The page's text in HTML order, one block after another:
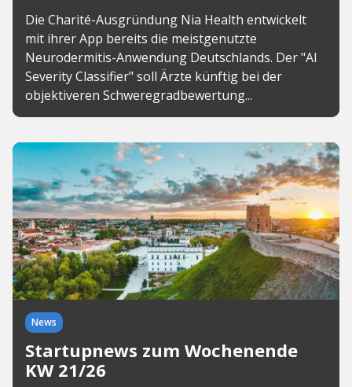
Die Charité-Ausgründung Nia Health entwickelt
mit ihrer App bereits die meistgenutzte
Neurodermitis-Anwendung Deutschlands. Der "AI
Severity Classifier" soll Ärzte künftig bei der
objektiveren Schweregradbewertung...
News
Startupnews zum Wochenende
KW 21/26